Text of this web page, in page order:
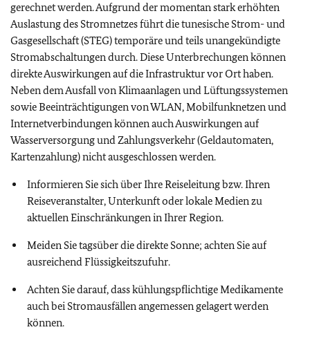
gerechnet werden. Aufgrund der momentan stark erhöhten
Auslastung des Stromnetzes führt die tunesische Strom- und
Gasgesellschaft (STEG) temporäre und teils unangekündigte
Stromabschaltungen durch. Diese Unterbrechungen können
direkte Auswirkungen auf die Infrastruktur vor Ort haben.
Neben dem Ausfall von Klimaanlagen und Lüftungssystemen
sowie Beeinträchtigungen von WLAN, Mobilfunknetzen und
Internetverbindungen können auch Auswirkungen auf
Wasserversorgung und Zahlungsverkehr (Geldautomaten,
Kartenzahlung) nicht ausgeschlossen werden.
Informieren Sie sich über Ihre Reiseleitung bzw. Ihren
Reiseveranstalter, Unterkunft oder lokale Medien zu
aktuellen Einschränkungen in Ihrer Region.
Meiden Sie tagsüber die direkte Sonne; achten Sie auf
ausreichend Flüssigkeitszufuhr.
Achten Sie darauf, dass kühlungspflichtige Medikamente
auch bei Stromausfällen angemessen gelagert werden
können.